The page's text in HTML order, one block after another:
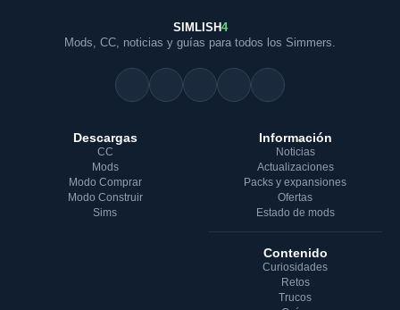
SIMLISH4
Mods, CC, noticias y guías para todos los Simmers.
Descargas
CC
Mods
Modo Comprar
Modo Construir
Sims
Información
Noticias
Actualizaciones
Packs y expansiones
Ofertas
Estado de mods
Contenido
Curiosidades
Retos
Trucos